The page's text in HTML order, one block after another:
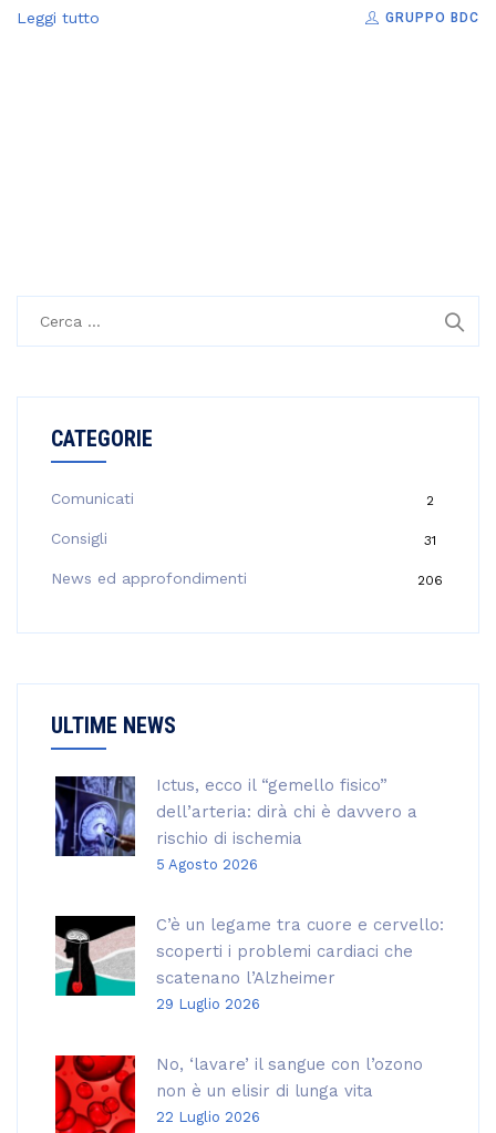
Leggi tutto GRUPPO BDC
CATEGORIE
Comunicati 2
Consigli 31
News ed approfondimenti 206
ULTIME NEWS
Ictus, ecco il “gemello fisico”
dell’arteria: dirà chi è davvero a
rischio di ischemia
5 Agosto 2026
C’è un legame tra cuore e cervello:
scoperti i problemi cardiaci che
scatenano l’Alzheimer
29 Luglio 2026
No, ‘lavare’ il sangue con l’ozono
non è un elisir di lunga vita
22 Luglio 2026